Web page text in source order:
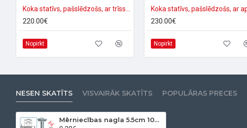
220.00€
Nopirkt
230.00€
Nopirkt
NESEN SKATĪTS VISVAIRĀK SKATĪTS POPULĀRAS PRECES
Mērniecības nagla 5.5cm 10ZSO-5